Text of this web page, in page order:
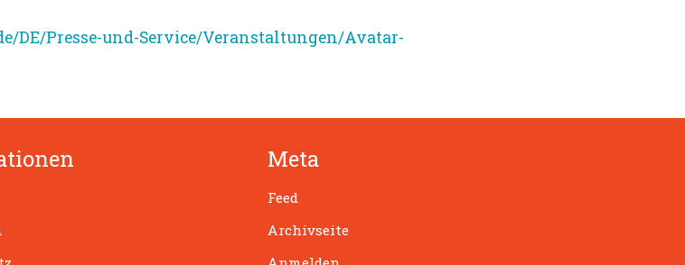
DE/Presse-und-Service/Veranstaltungen/Avatar-
Meta
Feed
Archivseite